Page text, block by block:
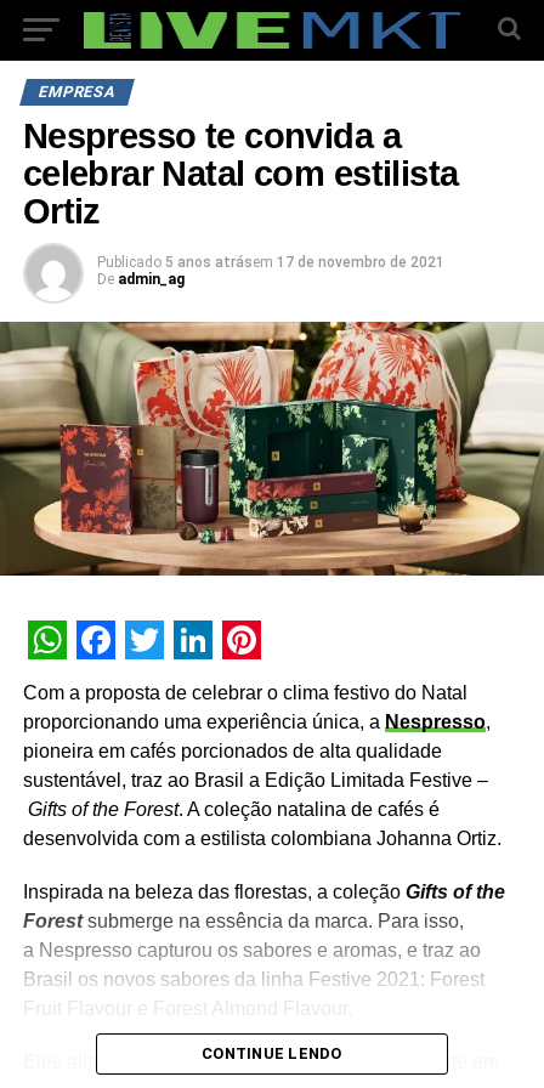
EMPRESA
Nespresso te convida a
celebrar Natal com estilista
Ortiz
Publicado 5 anos atrásem 17 de novembro de 2021
De admin_ag
WhatsApp
Facebook
Twitter
LinkedIn
Pinterest
Com a proposta de celebrar o clima festivo do Natal
proporcionando uma experiência única, a Nespresso,
pioneira em cafés porcionados de alta qualidade
sustentável, traz ao Brasil a Edição Limitada Festive –
Gifts of the Forest. A coleção natalina de cafés é
desenvolvida com a estilista colombiana Johanna Ortiz.
Inspirada na beleza das florestas, a coleção Gifts of the
Forestsubmerge na essência da marca. Para isso,
a Nespresso capturou os sabores e aromas, e traz ao
Brasil os novos sabores da linha Festive 2021: Forest
Fruit Flavour e Forest Almond Flavour.
Eles aliam a profundidade da natureza ao ambiente em
CONTINUE LENDO